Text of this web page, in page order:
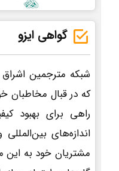
گواهی ایزو
شبکه مترجمین
که در قبال مخاطبان
راهی برای بهبود
اندازه‌های
مشتریان خود به